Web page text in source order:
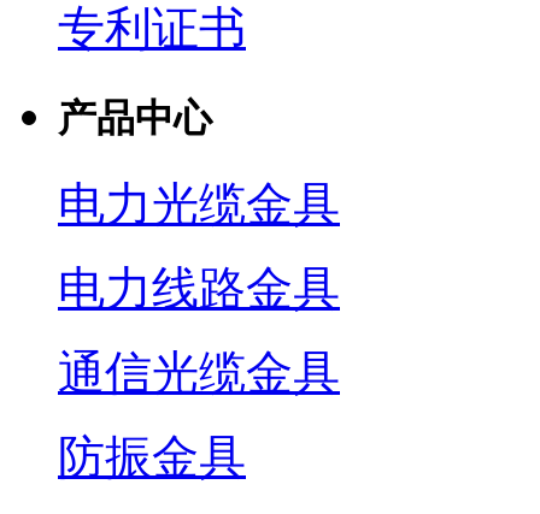
专利证书
产品中心
电力光缆金具
电力线路金具
通信光缆金具
防振金具